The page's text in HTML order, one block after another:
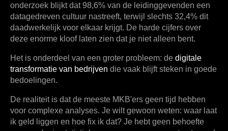
onderzoek blijkt dat98,6% van de leidinggevenden een
datagedreven cultuur nastreeft, terwijl slechts 32,4% dit
daadwerkelijk voor elkaar krijgt. De harde cijfers over
deze enorme kloof laten zien dat je niet alleen bent.
Het is onderdeel van een groter probleem: de digitale
transformatie van bedrijven die vaak blijft steken in goede
bedoelingen.
De realiteit is dat de meeste MKB'ers geen tijd hebben
voor complexe analyses. Je wilt gewoon weten: waar laat
ik geld liggen en hoe fix ik dat? Je hebt geen behoefte